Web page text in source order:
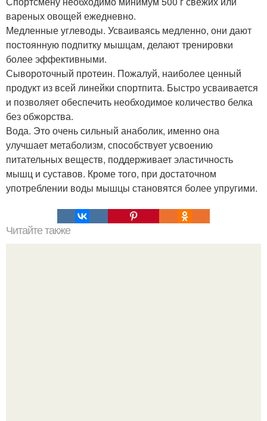
вареных овощей ежедневно.
Медленные углеводы. Усваиваясь медленно, они дают
постоянную подпитку мышцам, делают тренировки
более эффективными.
Сывороточный протеин. Пожалуй, наиболее ценный
продукт из всей линейки спортпита. Быстро усваивается
и позволяет обеспечить необходимое количество белка
без обжорства.
Вода. Это очень сильный анаболик, именно она
улучшает метаболизм, способствует усвоению
питательных веществ, поддерживает эластичность
мышц и суставов. Кроме того, при достаточном
употреблении воды мышцы становятся более упругими.
Читайте также